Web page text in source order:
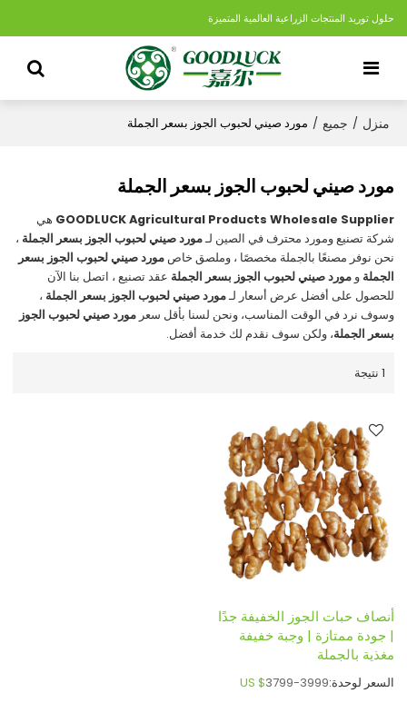
حلول توريد المنتجات الزراعية العالمية المتميزة
منزل / جميع / مورد صيني لحبوب الجوز بسعر الجملة
مورد صيني لحبوب الجوز بسعر الجملة
GOODLUCK Agricultural Products Wholesale Supplier هي
شركة تصنيع ومورد محترف في الصين لـمورد صيني لحبوب الجوز بسعر الجملة ،
نحن نوفر مصنعًا بالجملة مخصصًا ، وملصق خاصمورد صيني لحبوب الجوز بسعر
الجملة ومورد صيني لحبوب الجوز بسعر الجملة عقد تصنيع ، اتصل بنا الآن
للحصول على أفضل عرض أسعار لـمورد صيني لحبوب الجوز بسعر الجملة ،
وسوف نرد في الوقت المناسب، ونحن لسنا بأقل سعرمورد صيني لحبوب الجوز
بسعر الجملة، ولكن سوف نقدم لك خدمة أفضل.
1 نتيجة
أنصاف حبات الجوز الخفيفة جدًا
| جودة ممتازة | وجبة خفيفة
مغذية بالجملة
السعر لوحدة: US $3799-3999